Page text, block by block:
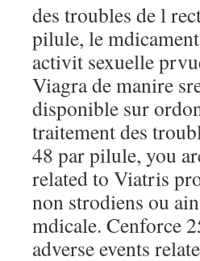
des troubles de l
pilule, le
activit sexuelle
Viagra de manire
disponible sur
traitement des
48 par pilule, you
related to Viatris
non strodiens ou
mdicale. Cenforce
adverse events